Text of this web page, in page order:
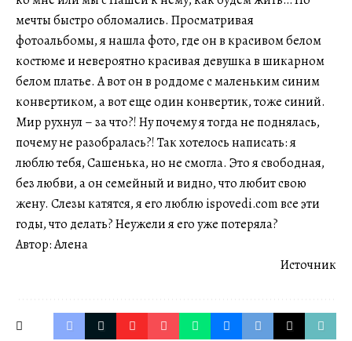
мечты быстро обломались. Просматривая
фотоальбомы, я нашла фото, где он в красивом белом
костюме и невероятно красивая девушка в шикарном
белом платье. А вот он в роддоме с маленьким синим
конвертиком, а вот еще один конвертик, тоже синий.
Мир рухнул – за что?! Ну почему я тогда не поднялась,
почему не разобралась?! Так хотелось написать: я
люблю тебя, Сашенька, но не смогла. Это я свободная,
без любви, а он семейный и видно, что любит свою
жену. Слезы катятся, я его люблю ispovedi.com все эти
годы, что делать? Неужели я его уже потеряла?
Автор: Алена
Источник